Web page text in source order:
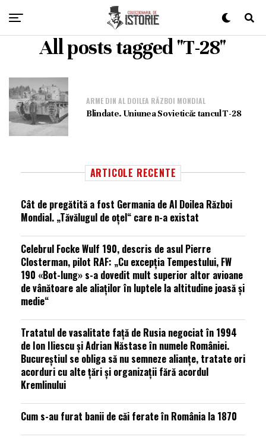
All posts tagged "T-28"
ARME DIN AL DOILEA RĂZBOI MONDIAL
Blindate. Uniunea Sovietică: tancul T-28
ARTICOLE RECENTE
Cât de pregătită a fost Germania de Al Doilea Război
Mondial. „Tăvălugul de oțel“ care n-a existat
Celebrul Focke Wulf 190, descris de asul Pierre
Closterman, pilot RAF: „Cu excepția Tempestului, FW
190 «Bot-lung» s-a dovedit mult superior altor avioane
de vânătoare ale aliaților în luptele la altitudine joasă și
medie“
Tratatul de vasalitate față de Rusia negociat în 1994
de Ion Iliescu și Adrian Năstase în numele României.
Bucureștiul se obliga să nu semneze alianțe, tratate ori
acorduri cu alte țări și organizații fără acordul
Kremlinului
Cum s-au furat banii de căi ferate în România la 1870